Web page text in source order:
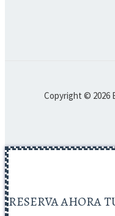
Copyright © 2026
RESERVA AHORA